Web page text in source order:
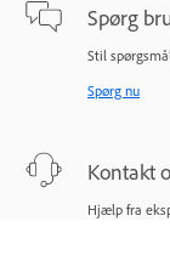
Spørg
Stil
Spørg nu
Kontakt
Hjælp fra